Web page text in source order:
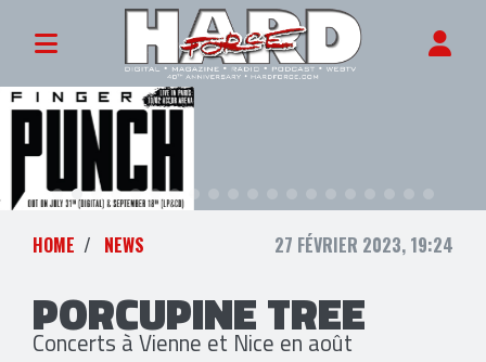
HOME NEWS 27 FÉVRIER 2023, 19:24
PORCUPINE TREE
Concerts à Vienne et Nice en août